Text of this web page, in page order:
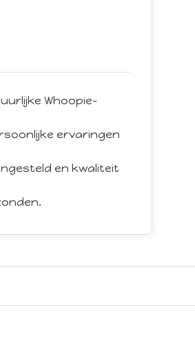
Whoopie-
ervaringen
en kwaliteit